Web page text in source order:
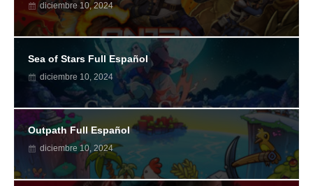
diciembre 10, 2024
Sea of Stars Full Español
diciembre 10, 2024
Outpath Full Español
diciembre 10, 2024